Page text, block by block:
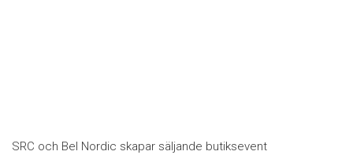
SRC och Bel Nordic skapar säljande butiksevent